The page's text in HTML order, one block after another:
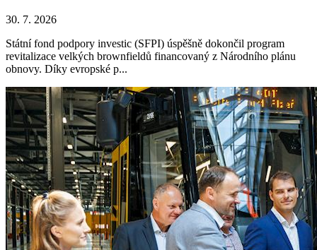
30. 7. 2026
Státní fond podpory investic (SFPI) úspěšně dokončil program
revitalizace velkých brownfieldů financovaný z Národního plánu
obnovy. Díky evropské p...